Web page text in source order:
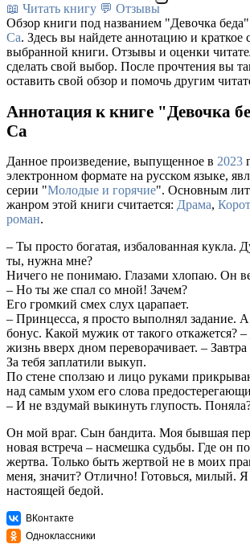
📖 Читать книгу 💬 Отзывы
Обзор книги под названием "Девочка беда"
Са. Здесь вы найдете аннотацию и краткое
выбранной книги. Отзывы и оценки
сделать свой выбор. После прочтения вы
оставить свой обзор и помочь другим
Аннотация к книге "Девочка
Са
Данное произведение, выпущенное в 2023
электронном формате на русском языке,
серии "Молодые и горячие". Основным
жанром этой книги считается: Драма,
роман.
– Ты просто богатая, избалованная кукла.
ты, нужна мне?
Ничего не понимаю. Глазами хлопаю. Он
– Но ты же спал со мной! Зачем?
Его громкий смех слух царапает.
– Принцесса, я просто выполнял задание.
бонус. Какой мужик от такого откажется? –
жизнь вверх дном переворачивает. – Завтра
За тебя заплатили выкуп.
По стене сползаю и лицо руками
над самым ухом его слова
– И не вздумай выкинуть глупость.
Он мой враг. Сын бандита. Моя бывшая
новая встреча – насмешка судьбы. Где он
жертва. Только быть жертвой не в моих
меня, значит? Отлично! Готовься, милый. Я
настоящей бедой.
ВКонтакте
Одноклассники